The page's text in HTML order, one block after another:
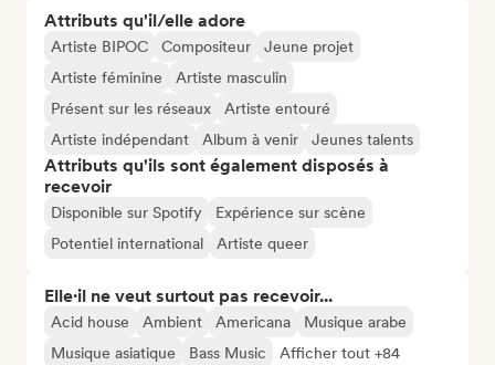
Attributs qu'il/elle adore
Artiste BIPOC Compositeur
Jeune projet
Artiste féminine
Artiste masculin
Présent sur les réseaux
Artiste entouré
Artiste indépendant
Album à venir Jeunes talents
Attributs qu'ils sont également disposés à
recevoir
Disponible sur Spotify
Expérience sur scène
Potentiel international
Artiste queer
Elle·il ne veut surtout pas recevoir...
Acid house Ambient Americana
Musique arabe
Musique asiatique
Bass Music Afficher tout +84